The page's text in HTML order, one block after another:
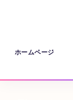
ホームページ